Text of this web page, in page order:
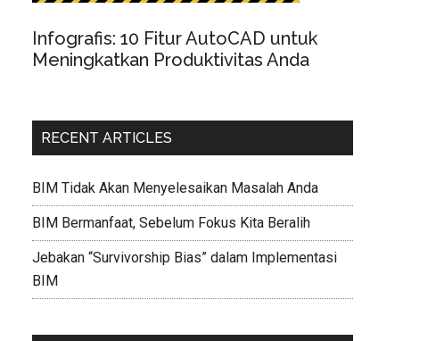
Infografis: 10 Fitur AutoCAD untuk
Meningkatkan Produktivitas Anda
RECENT ARTICLES
BIM Tidak Akan Menyelesaikan Masalah Anda
BIM Bermanfaat, Sebelum Fokus Kita Beralih
Jebakan “Survivorship Bias” dalam Implementasi
BIM